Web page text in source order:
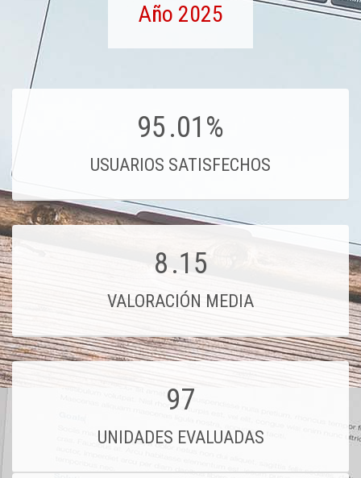
Año 2025
95.01%
USUARIOS SATISFECHOS
8.15
VALORACIÓN MEDIA
97
UNIDADES EVALUADAS